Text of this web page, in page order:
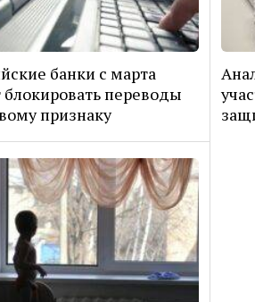
банки с марта
блокировать переводы
признаку